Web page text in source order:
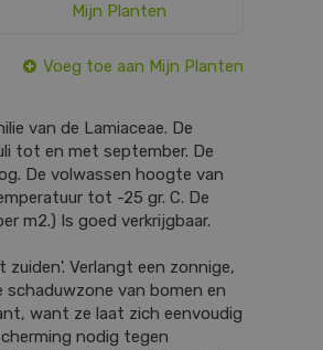
Mijn Planten
Voeg toe aan Mijn Planten
van de Lamiaceae. De
tot en met september. De
De volwassen hoogte van
tot -25 gr. C. De
m2.) Is goed verkrijgbaar.
Verlangt een zonnige,
van bomen en
want ze laat zich eenvoudig
nodig tegen